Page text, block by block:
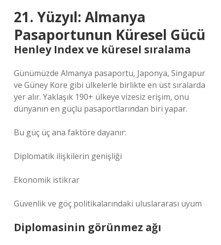
21. Yüzyıl: Almanya
Pasaportunun Küresel Gücü
Henley Index ve küresel sıralama
Günümüzde Almanya pasaportu, Japonya, Singapur
ve Güney Kore gibi ülkelerle birlikte en üst sıralarda
yer alır. Yaklaşık 190+ ülkeye vizesiz erişim, onu
dünyanın en güçlü pasaportlarından biri yapar.
Bu güç üç ana faktöre dayanır:
Diplomatik ilişkilerin genişliği
Ekonomik istikrar
Güvenlik ve göç politikalarındaki uluslararası uyum
Diplomasinin görünmez ağı